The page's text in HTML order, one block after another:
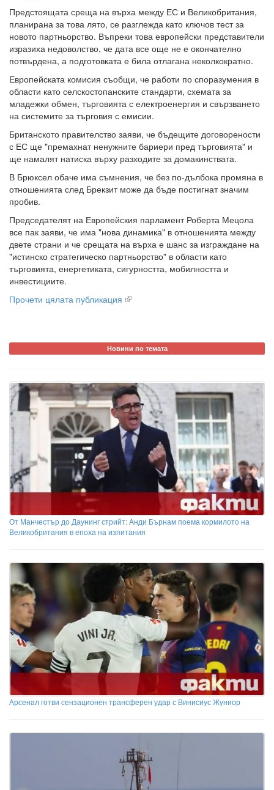
Предстоящата среща на върха между ЕС и Великобритания,
планирана за това лято, се разглежда като ключов тест за
новото партньорство. Въпреки това европейски представители
изразиха недоволство, че дата все още не е окончателно
потвърдена, а подготовката е била отлагана неколкократно.
Европейската комисия съобщи, че работи по споразумения в
области като селскостопанските стандарти, схемата за
младежки обмен, търговията с електроенергия и свързването
на системите за търговия с емисии.
Британското правителство заяви, че бъдещите договорености
с ЕС ще "премахнат ненужните бариери пред търговията" и
ще намалят натиска върху разходите за домакинствата.
В Брюксел обаче има съмнения, че без по-дълбока промяна в
отношенията след Брекзит може да бъде постигнат значим
пробив.
Председателят на Европейския парламент Роберта Мецола
все пак заяви, че има "нова динамика" в отношенията между
двете страни и че срещата на върха е шанс за изграждане на
"истинско стратегическо партньорство" в области като
търговията, енергетиката, сигурността, мобилността и
инвестициите.
Прочети цялата публикация
Новини по темата
От Манчестър до Даунинг стрийт: Анди Бърнам поема кормилото на
Великобритания в епоха на изпитания
Арсенал готви сензационен трансферен удар с Винисиус Жуниор